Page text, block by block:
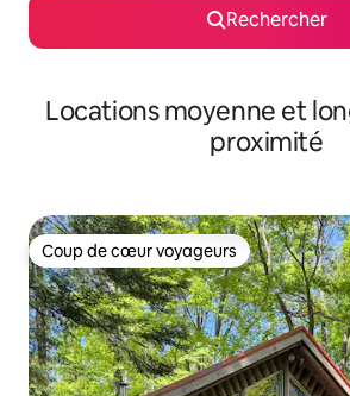
Rechercher
Locations moyenne et
proximité
Coup de cœur voyageurs
Coup de cœur voyageurs